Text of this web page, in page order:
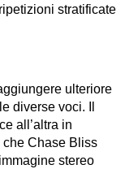
stratificate
ulteriore
diverse voci. Il
all’altra in
che Chase Bliss
stereo